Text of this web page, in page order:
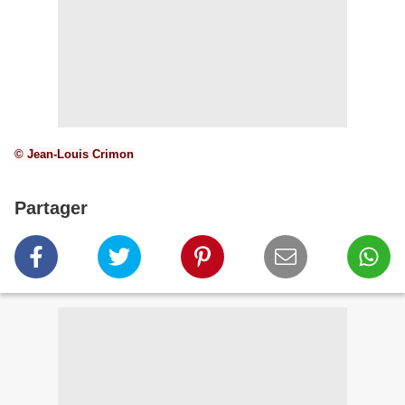
© Jean-Louis Crimon
Partager